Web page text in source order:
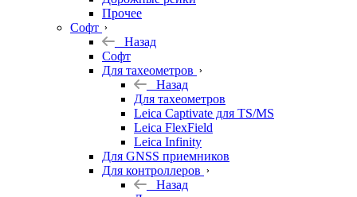
Прочее
Софт
Назад
Софт
Для тахеометров
Назад
Для тахеометров
Leica Captivate для TS/MS
Leica FlexField
Leica Infinity
Для GNSS приемников
Для контроллеров
Назад